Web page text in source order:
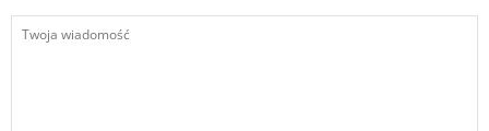
Twoja
wiadomość